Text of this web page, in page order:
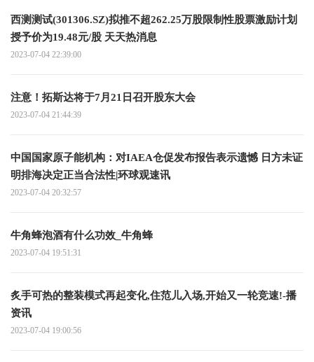
西测测试(301306.SZ)拟推不超262.25万股限制性股票激励计划
授予价为19.48元/股 天天热消息
2023-07-04 22:39:00
注意！拓斯达将于7月21日召开股东大会
2023-07-04 21:44:39
中国国家原子能机构：对IAEA仓促发布报告表示遗憾 日方未证
明排海决定正当合法性|环球观速讯
2023-07-04 20:32:57
牛角蜂泡酒有什么功效_牛角蜂
2023-07-04 19:51:31
炙手可热的整装模式再起变化,住范儿入场,开始又一轮竞速!-播
资讯
2023-07-04 19:00:56